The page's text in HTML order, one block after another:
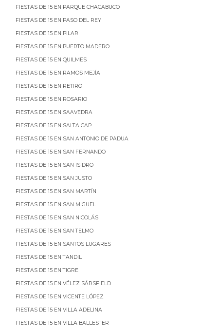
FIESTAS DE 15 EN PARQUE CHACABUCO
FIESTAS DE 15 EN PASO DEL REY
FIESTAS DE 15 EN PILAR
FIESTAS DE 15 EN PUERTO MADERO
FIESTAS DE 15 EN QUILMES
FIESTAS DE 15 EN RAMOS MEJÍA
FIESTAS DE 15 EN RETIRO
FIESTAS DE 15 EN ROSARIO
FIESTAS DE 15 EN SAAVEDRA
FIESTAS DE 15 EN SALTA CAP
FIESTAS DE 15 EN SAN ANTONIO DE PADUA
FIESTAS DE 15 EN SAN FERNANDO
FIESTAS DE 15 EN SAN ISIDRO
FIESTAS DE 15 EN SAN JUSTO
FIESTAS DE 15 EN SAN MARTÍN
FIESTAS DE 15 EN SAN MIGUEL
FIESTAS DE 15 EN SAN NICOLÁS
FIESTAS DE 15 EN SAN TELMO
FIESTAS DE 15 EN SANTOS LUGARES
FIESTAS DE 15 EN TANDIL
FIESTAS DE 15 EN TIGRE
FIESTAS DE 15 EN VÉLEZ SÁRSFIELD
FIESTAS DE 15 EN VICENTE LÓPEZ
FIESTAS DE 15 EN VILLA ADELINA
FIESTAS DE 15 EN VILLA BALLESTER